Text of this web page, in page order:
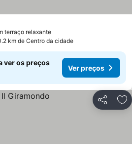
terraço relaxante
km de Centro da cidade
ver os preços
Ver preços
Partilhar